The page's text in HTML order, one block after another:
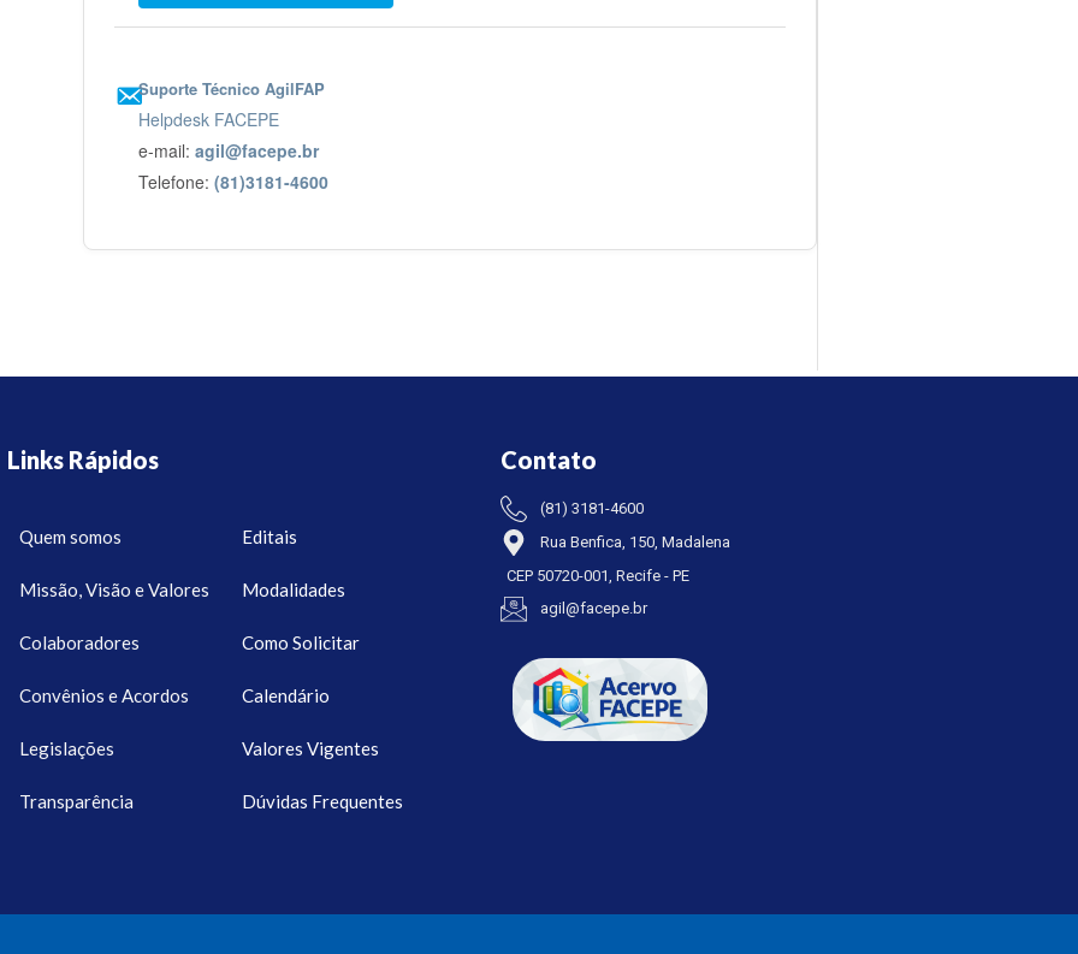
Suporte Técnico AgilFAP
Helpdesk FACEPE
e-mail: agil@facepe.br
Telefone: (81)3181-4600
Links Rápidos
Quem somos
Missão, Visão e Valores
Colaboradores
Convênios e Acordos
Legislações
Transparência
Editais
Modalidades
Como Solicitar
Calendário
Valores Vigentes
Dúvidas Frequentes
Contato
(81) 3181-4600
Rua Benfica, 150, Madalena
CEP 50720-001, Recife - PE
agil@facepe.br